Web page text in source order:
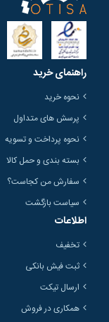
راهنمای خرید
نحوه خرید
پرسش های متداول
نحوه پرداخت و تسویه
بسته بندی و حمل کالا
سفارش من کجاست؟
سیاست بازگشت
اطلاعات
تخفیف
ثبت فیش بانکی
ارسال تیکت
همکاری در فروش